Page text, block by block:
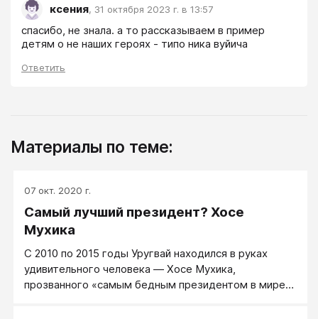
ксения, 31 октября 2023 г. в 13:57
спасибо, не знала. а то рассказываем в пример
детям о не наших героях - типо ника вуйича
Ответить
Материалы по теме:
07 окт. 2020 г.
Самый лучший президент? Хосе
Мухика
С 2010 по 2015 годы Уругвай находился в руках
удивительного человека — Хосе Мухика,
прозванного «самым бедным президентом в мире».